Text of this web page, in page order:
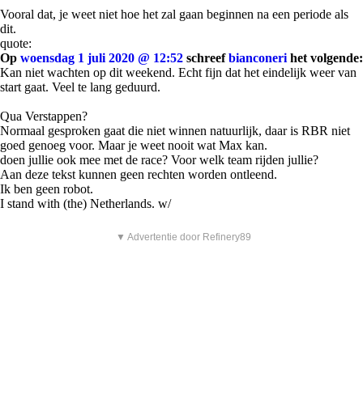
Vooral dat, je weet niet hoe het zal gaan beginnen na een periode als
dit.
quote:
Op woensdag 1 juli 2020 @ 12:52 schreefbianconeri het volgende:
Kan niet wachten op dit weekend. Echt fijn dat het eindelijk weer van
start gaat. Veel te lang geduurd.
Qua Verstappen?
Normaal gesproken gaat die niet winnen natuurlijk, daar is RBR niet
goed genoeg voor. Maar je weet nooit wat Max kan.
doen jullie ook mee met de race? Voor welk team rijden jullie?
Aan deze tekst kunnen geen rechten worden ontleend.
Ik ben geen robot.
I stand with (the) Netherlands. w/
▼ Advertentie door Refinery89